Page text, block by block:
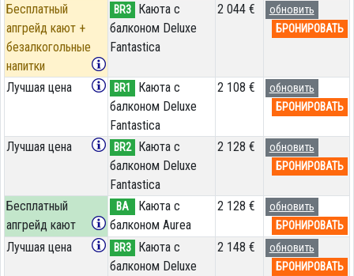
Бесплатный
апгрейд кают +
безалкогольные
напитки
BR3
Каюта с
балконом Deluxe
Fantastica
2 044 €
обновить
БРОНИРОВАТЬ
Лучшая цена BR1
Каюта с
балконом Deluxe
Fantastica
2 108 €
обновить
БРОНИРОВАТЬ
Лучшая цена BR2
Каюта с
балконом Deluxe
Fantastica
2 128 €
обновить
БРОНИРОВАТЬ
Бесплатный
апгрейд кают
BA
Каюта с
балконом Aurea
2 128 €
обновить
БРОНИРОВАТЬ
Лучшая цена BR3
Каюта с
балконом Deluxe
2 148 €
обновить
БРОНИРОВАТЬ